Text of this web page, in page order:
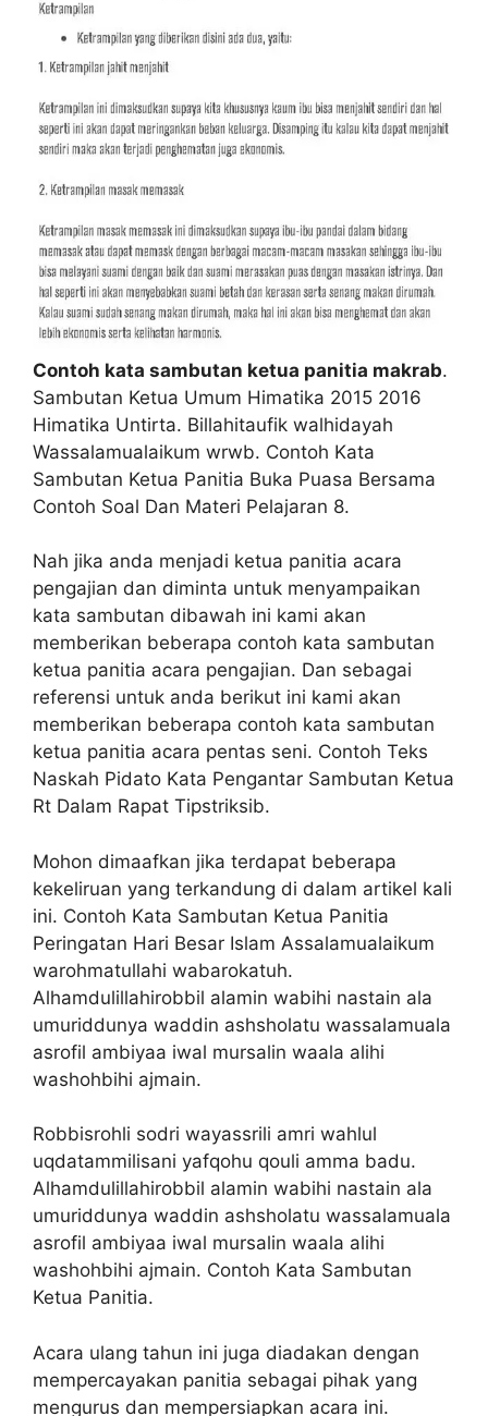
Contoh kata sambutan ketua panitia makrab.
Sambutan Ketua Umum Himatika 2015 2016
Himatika Untirta. Billahitaufik walhidayah
Wassalamualaikum wrwb. Contoh Kata
Sambutan Ketua Panitia Buka Puasa Bersama
Contoh Soal Dan Materi Pelajaran 8.
Nah jika anda menjadi ketua panitia acara
pengajian dan diminta untuk menyampaikan
kata sambutan dibawah ini kami akan
memberikan beberapa contoh kata sambutan
ketua panitia acara pengajian. Dan sebagai
referensi untuk anda berikut ini kami akan
memberikan beberapa contoh kata sambutan
ketua panitia acara pentas seni. Contoh Teks
Naskah Pidato Kata Pengantar Sambutan Ketua
Rt Dalam Rapat Tipstriksib.
Mohon dimaafkan jika terdapat beberapa
kekeliruan yang terkandung di dalam artikel kali
ini. Contoh Kata Sambutan Ketua Panitia
Peringatan Hari Besar Islam Assalamualaikum
warohmatullahi wabarokatuh.
Alhamdulillahirobbil alamin wabihi nastain ala
umuriddunya waddin ashsholatu wassalamuala
asrofil ambiyaa iwal mursalin waala alihi
washohbihi ajmain.
Robbisrohli sodri wayassrili amri wahlul
uqdatammilisani yafqohu qouli amma badu.
Alhamdulillahirobbil alamin wabihi nastain ala
umuriddunya waddin ashsholatu wassalamuala
asrofil ambiyaa iwal mursalin waala alihi
washohbihi ajmain. Contoh Kata Sambutan
Ketua Panitia.
Acara ulang tahun ini juga diadakan dengan
mempercayakan panitia sebagai pihak yang
mengurus dan mempersiapkan acara ini.